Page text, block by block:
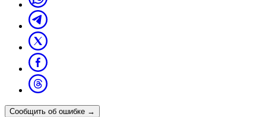
Сообщить об ошибке →